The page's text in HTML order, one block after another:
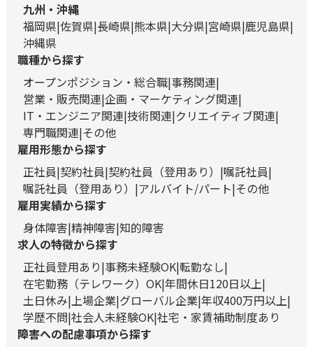
九州・沖縄
福岡県 佐賀県 長崎県 熊本県 大分県 宮崎県 鹿児島県
沖縄県
職種から探す
オープンポジション・総合職 事務関連
営業・販売関連 企画・マーケティング関連
IT・エンジニア関連 技術関連 クリエイティブ関連
専門職関連 その他
雇用形態から探す
正社員 契約社員 契約社員（登用あり）
嘱託社員
嘱託社員（登用あり）
アルバイト/パート その他
雇用実績から探す
身体障害 精神障害 知的障害
求人の特徴から探す
正社員登用あり 事務未経験OK 転勤なし
在宅勤務（テレワーク）OK 年間休日120日以上
土日休み 上場企業 グローバル企業 年収400万円以上
学歴不問 社会人未経験OK 社宅・家賃補助制度あり
障害への配慮事項から探す